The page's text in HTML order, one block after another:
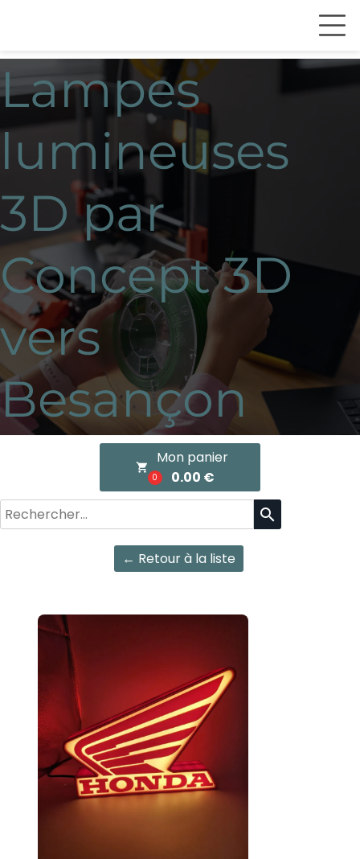
Lampes
lumineuses
3D par
Concept 3D
vers
Besançon
local_grocery_store
0
Mon panier
0.00 €
search
← Retour à la liste